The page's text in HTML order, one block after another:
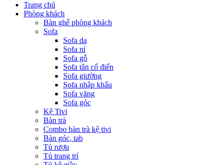
Trang chủ
Phòng khách
Bàn ghế phòng khách
Sofa
Sofa da
Sofa nỉ
Sofa gỗ
Sofa tân cổ điển
Sofa giường
Sofa nhập khẩu
Sofa văng
Sofa góc
Kệ Tivi
Bàn trà
Combo bàn trà kệ tivi
Bàn góc, tab
Tủ rượu
Tủ trang trí